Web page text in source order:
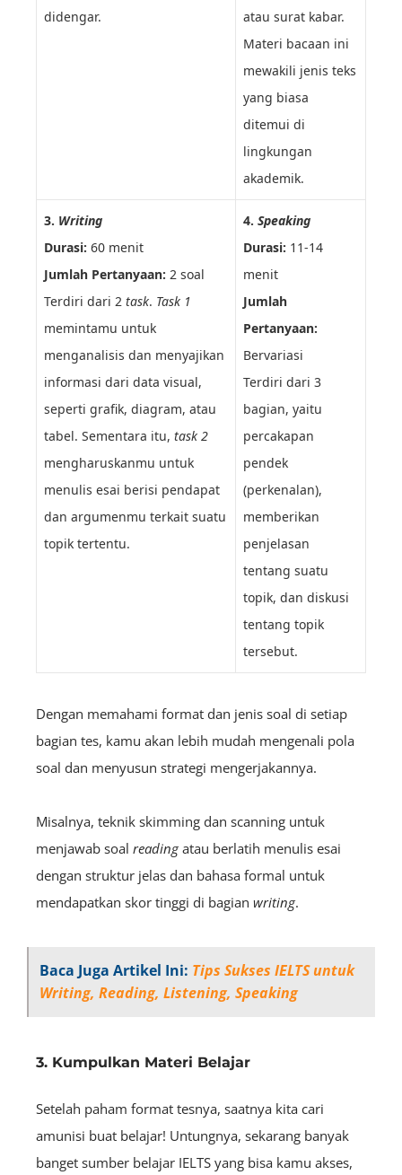
didengar.
atau surat kabar.
Materi bacaan ini
mewakili jenis teks
yang biasa
ditemui di
lingkungan
akademik.
3. Writing
Durasi: 60 menit
Jumlah Pertanyaan: 2 soal
Terdiri dari 2 task. Task 1
memintamu untuk
menganalisis dan menyajikan
informasi dari data visual,
seperti grafik, diagram, atau
tabel. Sementara itu, task 2
mengharuskanmu untuk
menulis esai berisi pendapat
dan argumenmu terkait suatu
topik tertentu.
4. Speaking
Durasi: 11-14
menit
Jumlah
Pertanyaan:
Bervariasi
Terdiri dari 3
bagian, yaitu
percakapan
pendek
(perkenalan),
memberikan
penjelasan
tentang suatu
topik, dan diskusi
tentang topik
tersebut.
Dengan memahami format dan jenis soal di setiap
bagian tes, kamu akan lebih mudah mengenali pola
soal dan menyusun strategi mengerjakannya.
Misalnya, teknik skimming dan scanning untuk
menjawab soal readingatau berlatih menulis esai
dengan struktur jelas dan bahasa formal untuk
mendapatkan skor tinggi di bagian writing.
Baca Juga Artikel Ini: Tips Sukses IELTS untuk
Writing, Reading, Listening, Speaking
3. Kumpulkan Materi Belajar
Setelah paham format tesnya, saatnya kita cari
amunisi buat belajar! Untungnya, sekarang banyak
banget sumber belajar IELTS yang bisa kamu akses,